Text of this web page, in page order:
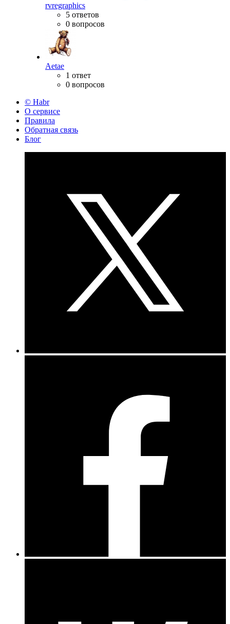
rvregraphics
5 ответов
0 вопросов
Aetae
1 ответ
0 вопросов
© Habr
О сервисе
Правила
Обратная связь
Блог